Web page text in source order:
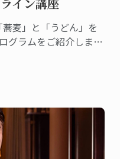
麦」と「うどん」を
グラムをご紹介しま